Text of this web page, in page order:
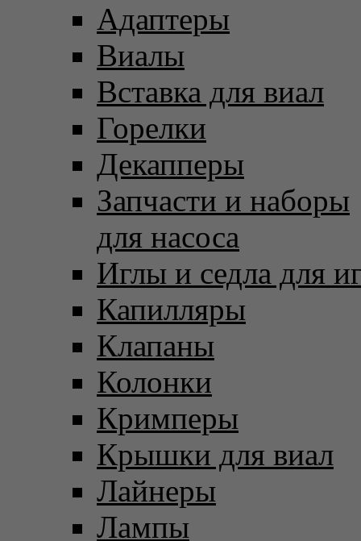
Адаптеры
Виалы
Вставка для виал
Горелки
Декапперы
Запчасти и наборы
для насоса
Иглы и седла для
Капилляры
Клапаны
Колонки
Кримперы
Крышки для виал
Лайнеры
Лампы